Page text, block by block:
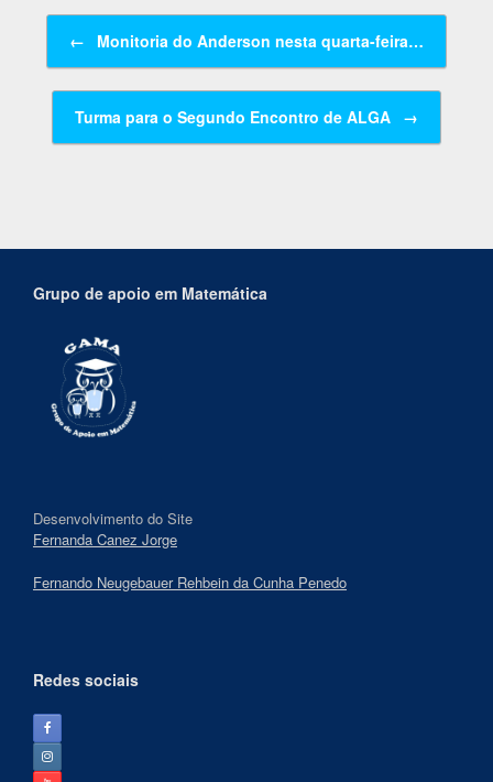
Navegação de posts
← Monitoria do Anderson nesta quarta-feira…
Turma para o Segundo Encontro de ALGA →
Grupo de apoio em Matemática
Desenvolvimento do Site
Fernanda Canez Jorge
Fernando Neugebauer Rehbein da Cunha Penedo
Redes sociais